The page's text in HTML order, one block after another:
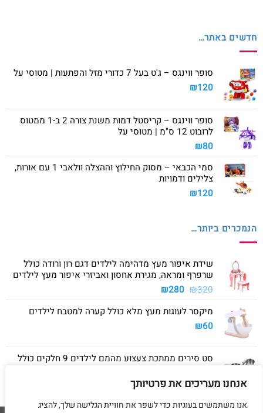
אנחנו מעריכים את פרטיותך
אנו משתמשים בעוגיות כדי לשפר את חוויית הגלישה שלך, להציג
חדשים באתר…
סופר ווינגס – ג'ט בעל 7 כדורי מזל והפתעות | מטוסי על
₪120
סופר ווינגס – קריסטל דמות משנת צורה 2 ב-1 ממטוס
לרובוט 12 ס"מ | מטוסי על
₪80
סמי הכבאי – מסוק החילוץ וההצלה וולאבי 1 עם אורות,
צלילים ודמויות
₪120
הנמכרים ביותר…
שידת איפור מעץ מדהימה לילדים דגם רון ורודה כולל
שרפרף ומראה, מגירת אחסון ואביזרי איפור מעץ לילדים
₪320
המחיר
היה:
₪280 המחיר
הוא:
מיקסר לעוגות מעץ מלא כולל קערה למטבח לילדים
₪60
סט סירים ממתכת צעצוע מהמם לילדים 9 חלקים כולל
₪40